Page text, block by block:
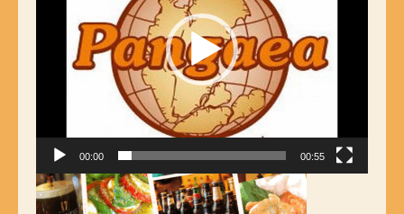
00:00 00:55